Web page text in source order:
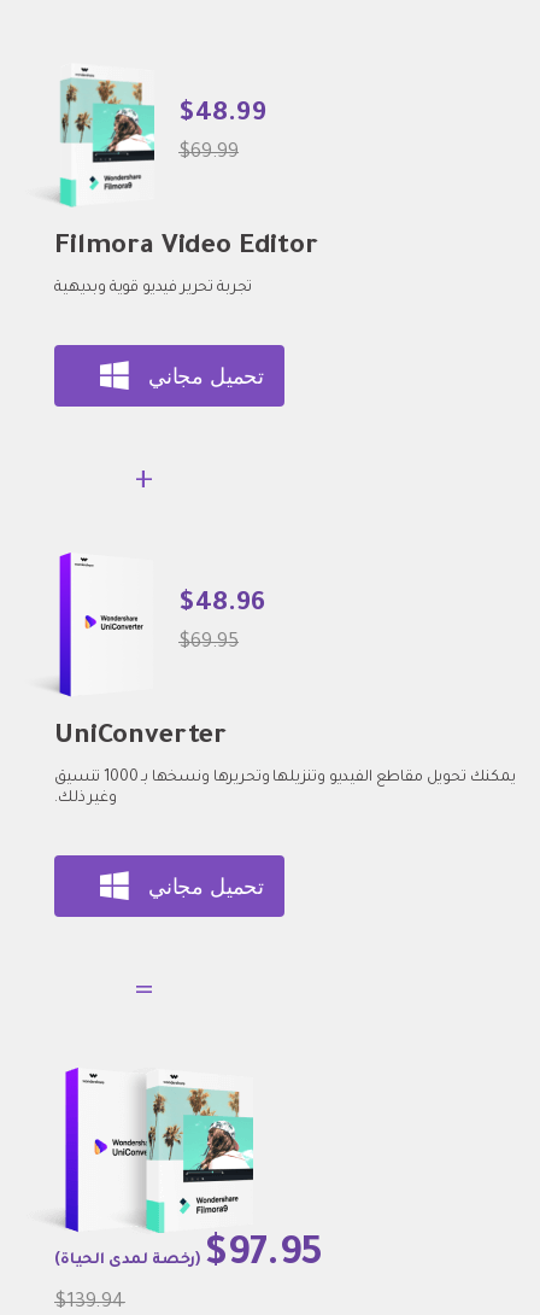
$48.99
$69.99
Filmora Video Editor
تجربة تحرير فيديو قوية وبديهية
تحميل مجاني
+
$48.96
$69.95
UniConverter
يمكنك تحويل مقاطع الفيديو وتنزيلها وتحريرها ونسخها بـ 1000 تنسيق
وغير ذلك.
تحميل مجاني
=
$97.95 (رخصة لمدى الحياة)
$139.94